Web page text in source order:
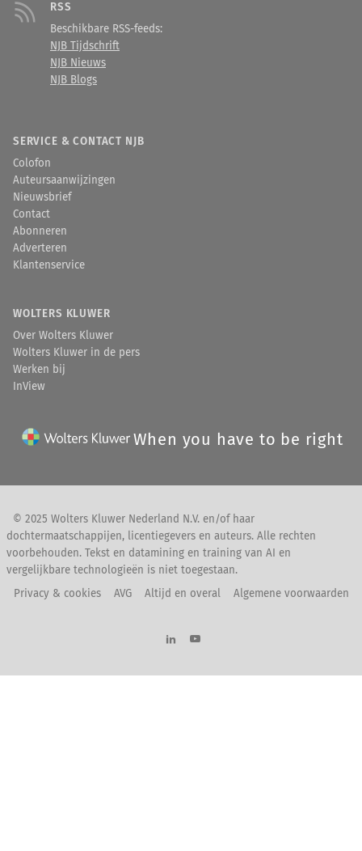
RSS
Beschikbare RSS-feeds:
NJB Tijdschrift
NJB Nieuws
NJB Blogs
SERVICE & CONTACT NJB
Colofon
Auteursaanwijzingen
Nieuwsbrief
Contact
Abonneren
Adverteren
Klantenservice
WOLTERS KLUWER
Over Wolters Kluwer
Wolters Kluwer in de pers
Werken bij
InView
When you have to be right
© 2025 Wolters Kluwer Nederland N.V. en/of haar
dochtermaatschappijen, licentiegevers en auteurs. Alle rechten
voorbehouden. Tekst en datamining en training van AI en
vergelijkbare technologieën is niet toegestaan.
Privacy & cookies
AVG Altijd en overal Algemene voorwaarden